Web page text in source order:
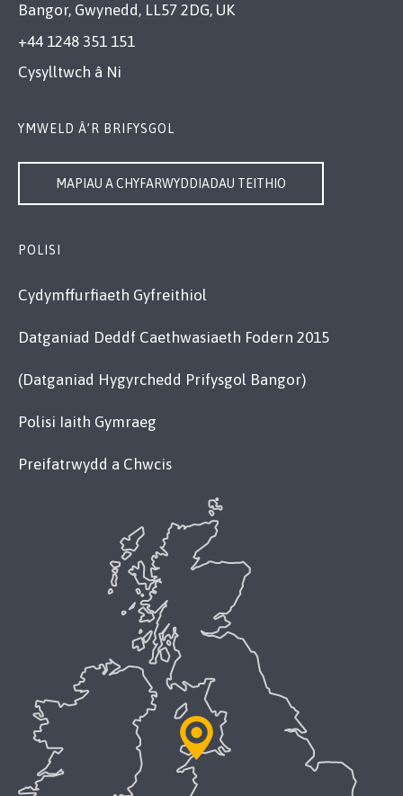
Bangor, Gwynedd, LL57 2DG, UK
+44 1248 351 151
Cysylltwch â Ni
YMWELD Â’R BRIFYSGOL
MAPIAU A CHYFARWYDDIADAU TEITHIO
POLISI
Cydymffurfiaeth Gyfreithiol
Datganiad Deddf Caethwasiaeth Fodern 2015
(Datganiad Hygyrchedd Prifysgol Bangor)
Polisi Iaith Gymraeg
Preifatrwydd a Chwcis